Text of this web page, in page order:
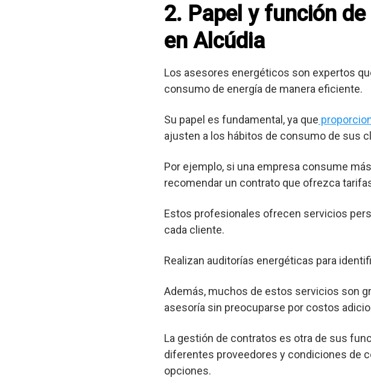
2. Papel y función
en Alcúdia
Los asesores energéticos son expertos
consumo de energía de manera eficiente.
Su papel es fundamental, ya que
ajusten a los hábitos de consumo de sus
Por ejemplo, si una empresa consume
recomendar un contrato que ofrezca
Estos profesionales ofrecen servicios
cada cliente.
Realizan auditorías energéticas para
Además, muchos de estos servicios son
asesoría sin preocuparse por costos
La gestión de contratos es otra de sus
diferentes proveedores y condiciones de
opciones.